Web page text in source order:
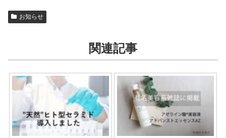
お知らせ
関連記事